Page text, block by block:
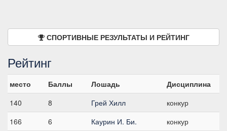
СПОРТИВНЫЕ РЕЗУЛЬТАТЫ И РЕЙТИНГ
Рейтинг
место Баллы Лошадь
Дисциплина
140
8 Грей Хилл
конкур
166
6 Каурин И. Би.
конкур